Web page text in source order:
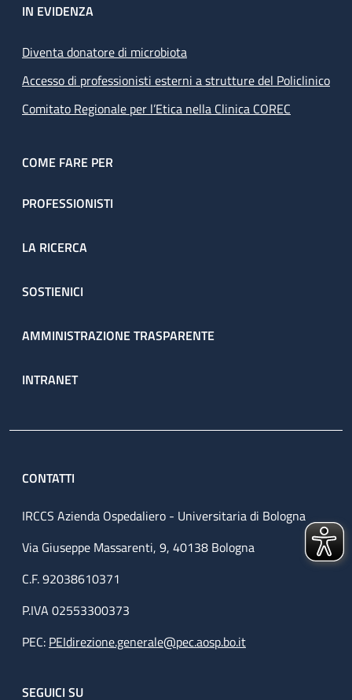
IN EVIDENZA
Diventa donatore di microbiota
Accesso di professionisti esterni a strutture del Policlinico
Comitato Regionale per l’Etica nella Clinica COREC
COME FARE PER
PROFESSIONISTI
LA RICERCA
SOSTIENICI
AMMINISTRAZIONE TRASPARENTE
INTRANET
CONTATTI
IRCCS Azienda Ospedaliero - Universitaria di Bologna
Via Giuseppe Massarenti, 9, 40138 Bologna
C.F. 92038610371
P.IVA 02553300373
PEC: PEIdirezione.generale@pec.aosp.bo.it
SEGUICI SU